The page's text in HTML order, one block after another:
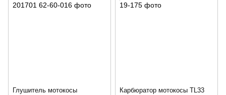
Глушитель мотокосы
Карбюратор мотокосы TL33